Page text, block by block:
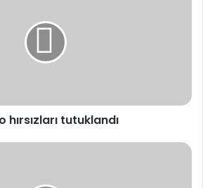
hırsızları tutuklandı